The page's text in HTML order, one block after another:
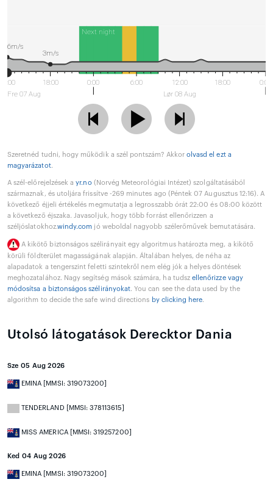
Next night
Fre 07 Aug
18:00 0:00 6:00
12:00
Lør 08 Aug
18:00 0:00
6m/s
3m/s
Szeretnéd tudni, hogy működik a szél pontszám? Akkor olvasd el ezt a
magyarázatot.
A szél-előrejelzések ayr.no (Norvég Meteorológiai Intézet) szolgáltatásából
származnak, és utoljára frissítve -269 minutes ago (Péntek 07 Augusztus 12:16). A
következő éjjeli értékelés megmutatja a legrosszabb órát 22:00 és 08:00 között
a következő éjszaka. Javasoljuk, hogy több forrást ellenőrizzen a
széljóslatokhoz.windy.com jó weboldal nagyobb szélerőművek bemutatására.
A kikötő biztonságos szélirányait egy algoritmus határozta meg, a kikötő
körüli földterület magasságának alapján. Általában helyes, de néha az
alapadatok a tengerszint feletti szintekről nem elég jók a helyes döntések
meghozatalához. Nagy segítség mások számára, ha tudsz ellenőrizze vagy
módosítsa a biztonságos szélirányokat. You can see the data used by the
algorithm to decide the safe wind directions by clicking here.
Utolsó látogatások Derecktor Dania
Sze 05 Aug 2026
EMINA [MMSI: 319073200]
TENDERLAND [MMSI: 378113615]
MISS AMERICA [MMSI: 319257200]
Ked 04 Aug 2026
EMINA [MMSI: 319073200]